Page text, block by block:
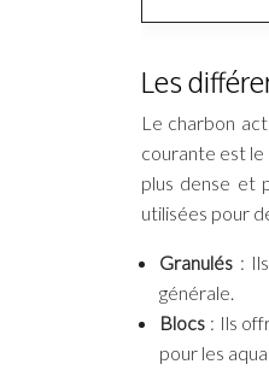
Les
Le charbon
courante est le
plus dense et
utilisées pour
Granulés :
générale.
Blocs : Ils
pour les